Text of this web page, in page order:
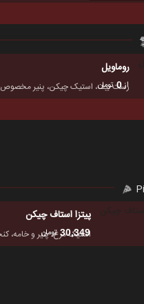
روماویل
رست بیف، استیک چیکن، پنیر
از0 تومان
پیتزا استاف چیکن
استیک مرغ، پنیر و خامه،
30,349 تومان